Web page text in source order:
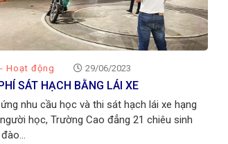
Hoạt động 29/06/2023
SÁT HẠCH BẰNG LÁI XE
nhu cầu học và thi sát hạch lái xe hạng
học, Trường Cao đẳng 21 chiêu sinh